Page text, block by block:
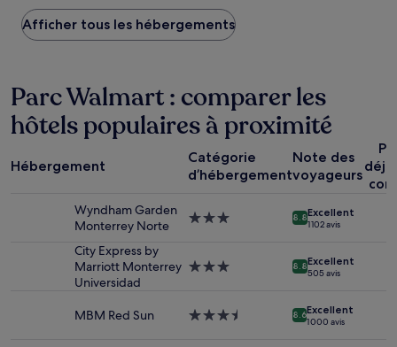
plus
bas
trouvé
des
24 dernières
heures
sur
base
Afficher tous les hébergements
Parc Walmart : comparer les
hôtels populaires à proximité
Hébergement
Catégorie
d’hébergement
Note des
voyageurs
Wyndham Garden
Monterrey Norte
Hébergement
8.8Excellent
1 102 avis
City Express by
Marriott Monterrey
Universidad
Hébergement
8.8Excellent
505 avis
MBM Red Sun
Hébergement
8.6Excellent
1 000 avis